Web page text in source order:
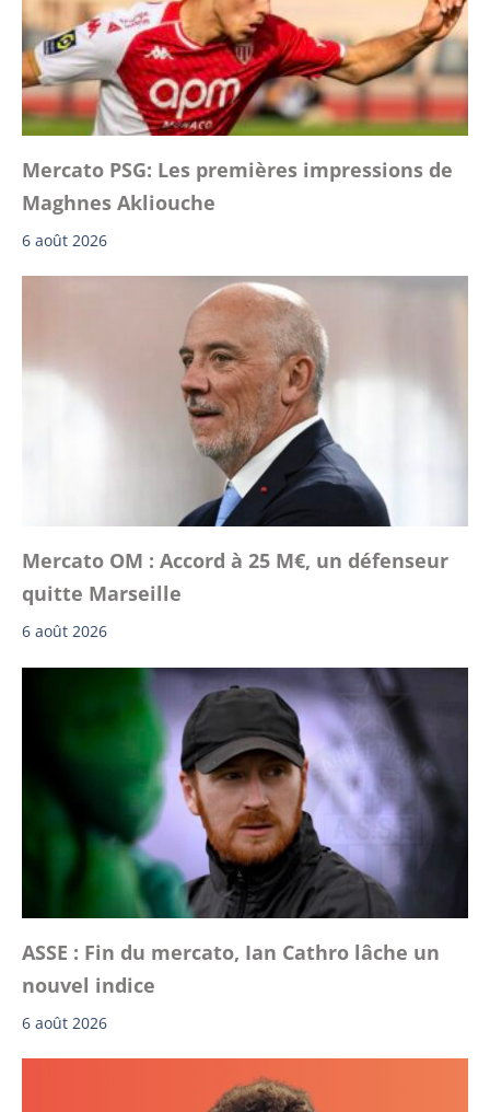
Mercato PSG: Les premières impressions de
Maghnes Akliouche
6 août 2026
Mercato OM : Accord à 25 M€, un défenseur
quitte Marseille
6 août 2026
ASSE : Fin du mercato, Ian Cathro lâche un
nouvel indice
6 août 2026